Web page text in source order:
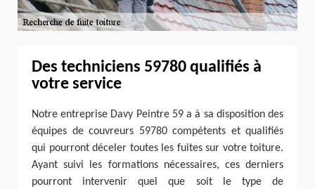
Des techniciens 59780 qualifiés à
votre service
Notre entreprise Davy Peintre 59 a à sa disposition des
équipes de couvreurs 59780 compétents et qualifiés
qui pourront déceler toutes les fuites sur votre toiture.
Ayant suivi les formations nécessaires, ces derniers
pourront intervenir quel que soit le type de